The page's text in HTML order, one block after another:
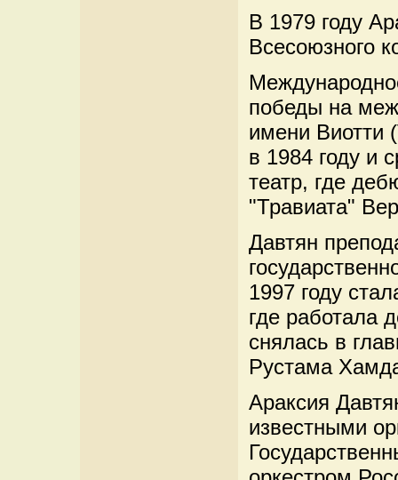
В 1979 году
Всесоюзного
победы на
имени Виотти
в 1984 году и
театр, где
"Травиата"
Давтян
1997 году
где работала
снялась в
Рустама
Араксия
известными